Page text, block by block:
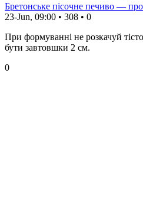
Бретонське пісочне печиво —
23-Jun, 09:00 • 308 • 0
При формуванні не розкачуй
бути завтовшки 2 см.
0